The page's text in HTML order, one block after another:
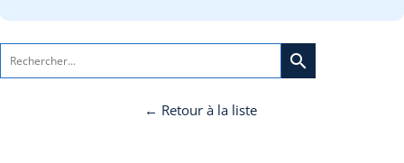
search
← Retour à la liste